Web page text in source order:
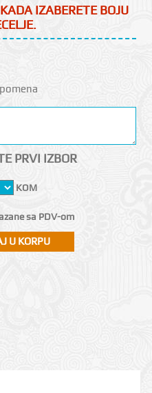
IZABERETE BOJU
PRVI IZBOR
KOM
sa PDV-om